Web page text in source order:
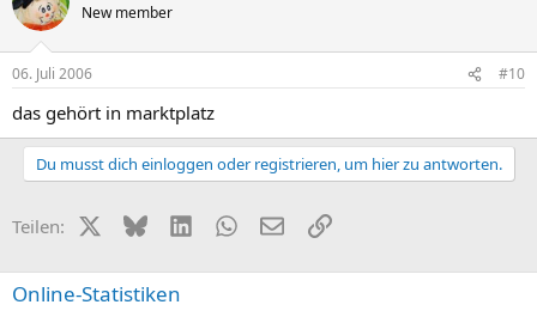
New member
06. Juli 2006 #10
das gehört in marktplatz
Du musst dich einloggen oder registrieren, um hier zu antworten.
Teilen: X (Twitter)
BlueskyLinkedInWhatsApp
E-MailLink
Online-Statistiken